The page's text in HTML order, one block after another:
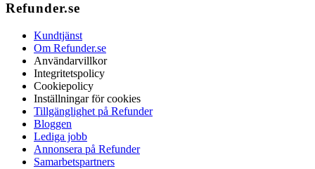
Refunder.se
Kundtjänst
Om Refunder.se
Användarvillkor
Integritetspolicy
Cookiepolicy
Inställningar för cookies
Tillgänglighet på Refunder
Bloggen
Lediga jobb
Annonsera på Refunder
Samarbetspartners